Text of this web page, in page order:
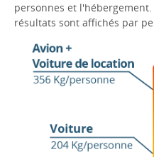
personnes et
résultats sont affichés par